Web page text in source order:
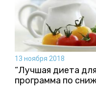
13 ноября 2018
“Лучшая диета
программа по